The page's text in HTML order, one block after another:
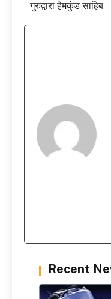
गुरुद्वारा हेमकुंड साहिब
Recent